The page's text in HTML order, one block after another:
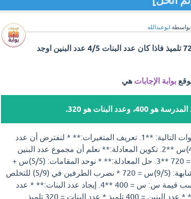
بواسطة ابوعبدالله
في احد المدارس بلغ عدد التلاميذ 720 تلميذ فاذا كان عدد البنات 4/5 عدد البنين اوجد
بوابة الإجابات هي
وعدد البنات هو 320.
لحل هذه المسألة، يمكننا اتباع الخطوات التالية: **1. تعريف المتغيرات:** * لنفترض أن عدد
البنين = س * إذن عدد البنات = (4/5)س **2. تكوين المعادلة:** نعلم أن مجموع عدد البنين
والبنات = 720، إذن: س + (4/5)س = 720 **3. حل المعادلة:** * نوحد المقامات: (5/5)س +
(4/5)س = 720 * نجمع الحدود المتشابهة: (9/5)س = 720 * نضرب الطرفين في (5/9) للتخلص
من الكسر: س = 720 * (5/9) * نحسب قيمة س: س = 400 **4. إيجاد عدد البنات:** * عدد